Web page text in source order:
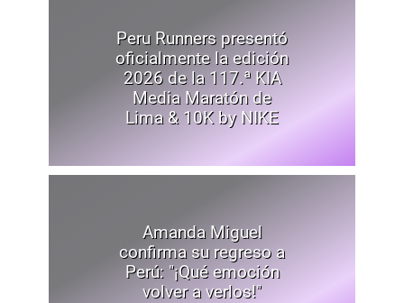
Peru Runners presentó
oficialmente la edición
2026 de la 117.ª KIA
Media Maratón de
Lima & 10K by NIKE
Amanda Miguel
confirma su regreso a
Perú: "¡Qué emoción
volver a verlos!"